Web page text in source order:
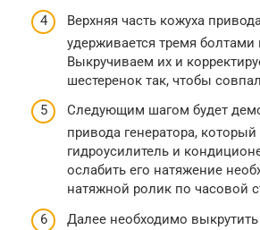
Верхняя часть кожуха
удерживается тремя болтами
Выкручиваем их и
шестеренок так, чтобы
Следующим шагом будет
привода генератора,
гидроусилитель и
ослабить его натяжение
натяжной ролик по часовой
Далее необходимо